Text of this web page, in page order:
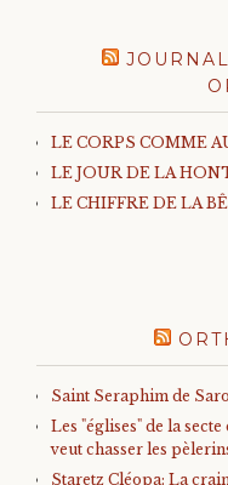
LE CORPS COMME
LE JOUR DE LA
LE CHIFFRE DE LA
Saint Seraphim de
Les "églises" de la
veut chasser les
Staretz Cléopa: La